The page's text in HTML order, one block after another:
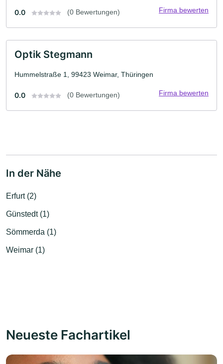
0.0 (0 Bewertungen) Firma bewerten
Optik Stegmann
Hummelstraße 1, 99423 Weimar, Thüringen
0.0 (0 Bewertungen) Firma bewerten
In der Nähe
Erfurt (2)
Günstedt (1)
Sömmerda (1)
Weimar (1)
Neueste Fachartikel